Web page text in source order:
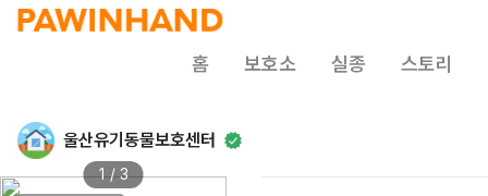
홈 보호소 실종 스토리
울산유기동물보호센터
1 / 3